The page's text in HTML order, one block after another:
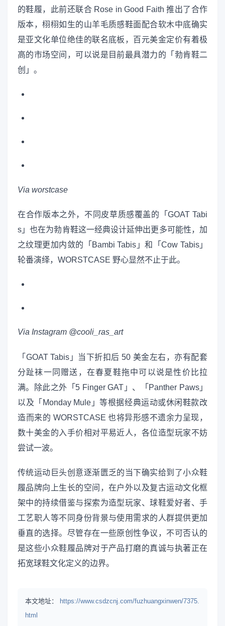
的鞋履，此前还联合 Rose in Good Faith 推出了合作
版本，栩栩如生的山羊毛质感鞋面配合软木中底确实
是亚文化单位绝佳的联名底板，百元美金定价有着极
高的市场空间，可以说是目前最具潜力的「勃肯鞋二
创」。
Via worstcase
在合作版本之外，不同皮草质感覆盖的「GOAT Tabi
s」也在为勃肯鞋这一经典设计延伸出更多可能性，加
之纹理更加内敛的「Bambi Tabis」和「Cow Tabis」
轮番演绎，WORSTCASE 野心显然不止于此。
Via Instagram @cooli_ras_art
「GOAT Tabis」当下折扣后 50 美金左右，亦有配套
分趾袜一同赠送，在春夏鞋拖中可以说是性价比拉
满。除此之外「5 Finger GAT」、「Panther Paws」
以及「Monday Mule」等根据经典运动或休闲鞋款改
造而来的 WORSTCASE 也将异形感不遗余力呈现，
数十美金的入手价相对平易近人，各位造型玩家不妨
尝试一波。
传统运动巨头创意逐渐匮乏的当下确实给到了小众鞋
履品牌向上生长的空间，在户外以及复古运动文化框
架中的持续借鉴与探索为造型玩家、球鞋爱好者、手
工艺职人等不同身份背景与使用需求的人群提供更加
垂直的选择。尽管存在一些原创性争议，不可否认的
是这些小众鞋履品牌对于产品打磨的真诚与执著正在
拓宽球鞋文化定义的边界。
本文地址：
https://www.csdzcnj.com/fuzhuangxinwen/7375.
html